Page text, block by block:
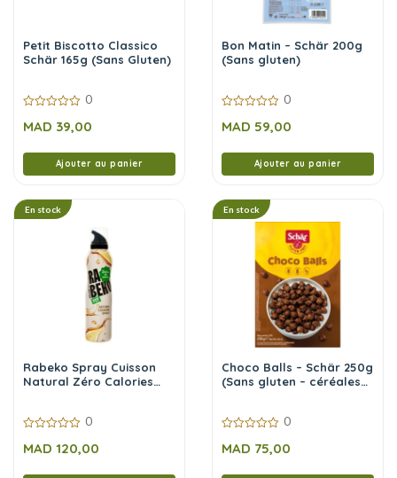
Petit Biscotto Classico
Schär 165g (Sans Gluten)
sur
0
MAD 39,00
Ajouter au panier
Bon Matin – Schär 200g
(Sans gluten)
sur
0
MAD 59,00
Ajouter au panier
En stock
Rabeko Spray Cuisson
Natural Zéro Calories
sur
0
MAD 120,00
En stock
Choco Balls – Schär 250g
(Sans gluten – céréales
sur
0
MAD 75,00